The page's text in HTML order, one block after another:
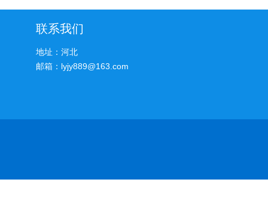
联系我们
地址：河北
邮箱：lyjy889@163.com